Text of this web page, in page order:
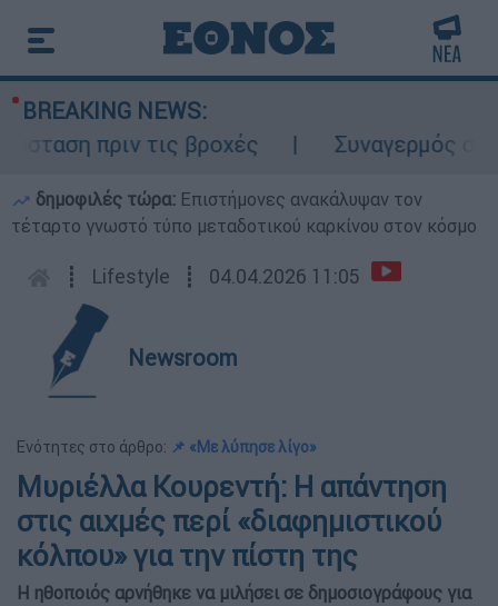
BREAKING NEWS:
πριν τις βροχές
Συναγερμός στον
δημοφιλές τώρα: Επιστήμονες ανακάλυψαν τον
τέταρτο γνωστό τύπο μεταδοτικού καρκίνου στον κόσμο
┋ Lifestyle ┋ 04.04.2026 11:05
Newsroom
Ενότητες στο άρθρο: 📌 «Με λύπησε λίγο»
Μυριέλλα Κουρεντή: Η απάντηση
στις αιχμές περί «διαφημιστικού
κόλπου» για την πίστη της
Η ηθοποιός αρνήθηκε να μιλήσει σε δημοσιογράφους για